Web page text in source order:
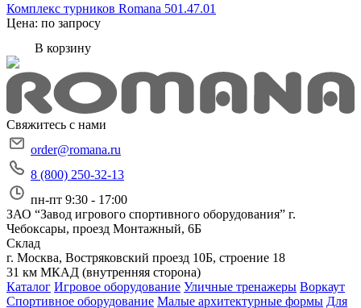
Комплекс турников Romana 501.47.01
Цена: по запросу
В корзину
Свяжитесь с нами
order@romana.ru
8 (800) 250-32-13
пн-пт 9:30 - 17:00
ЗАО “Завод игрового спортивного оборудования” г.
Чебоксары, проезд Монтажный, 6Б
Склад
г. Москва, Востряковский проезд 10Б, строение 18
31 км МКАД (внутренняя сторона)
Каталог Игровое оборудование Уличные тренажеры Воркаут
Спортивное оборудование Малые архитектурные формы Для